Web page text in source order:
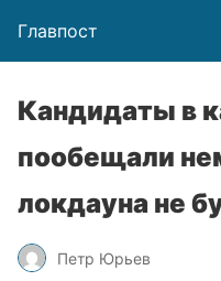
Главпост
Кандидаты в
пообещали
локдауна не
Петр Юрьев